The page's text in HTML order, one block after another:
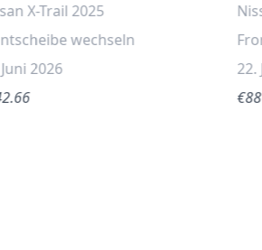
X-Trail 2025
wechseln
2026
22.